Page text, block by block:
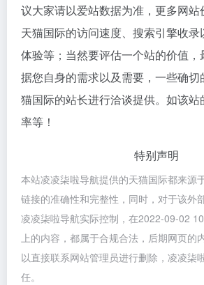
议大家请以爱站数据为准，更多网站
天猫国际的访问速度、搜索引擎收
体验等；当然要评估一个站的价值
据您自身的需求以及需要，一些确
猫国际的站长进行洽谈提供。如该站
率等！
特别声明
本站凌凌柒啦导航提供的天猫国际都来源
链接的准确性和完整性，同时，对于该外
凌凌柒啦导航实际控制，在2022-09-02
上的内容，都属于合规合法，后期网页的
以直接联系网站管理员进行删除，凌凌柒
任。